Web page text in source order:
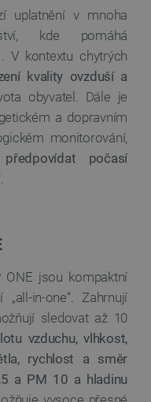
uplatnění v mnoha
kde pomáhá
. V kontextu chytrých
kvality ovzduší a
obyvatel. Dále je
a dopravním
monitorování,
počasí
ONE jsou kompaktní
in-one“. Zahrnují
sledovat až 10
vzduchu, vlhkost,
rychlost a směr
a PM 10 a hladinu